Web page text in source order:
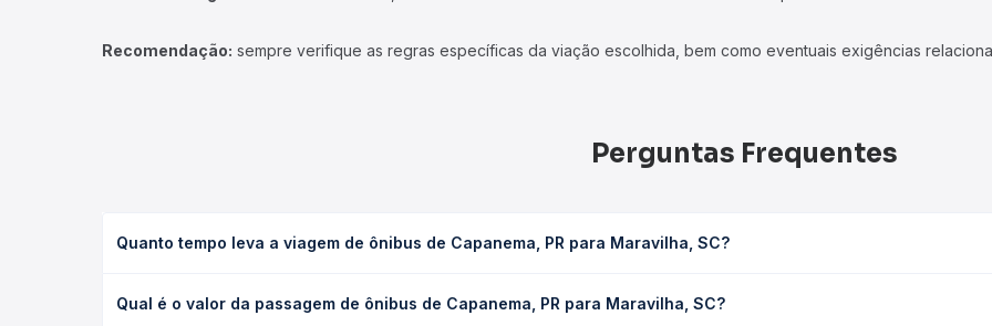
Recomendação: sempre verifique as regras específicas da viação escolhida, bem como eventuais exigências
Perguntas Frequentes
Quanto tempo leva a viagem de ônibus de Capanema, PR para Maravilha, SC?
leito) e as condições de tráfego. Na Quero Passagem você consulta os horários disponíveis e vê a duração exata de
Qual é o valor da passagem de ônibus de Capanema, PR para Maravilha, SC?